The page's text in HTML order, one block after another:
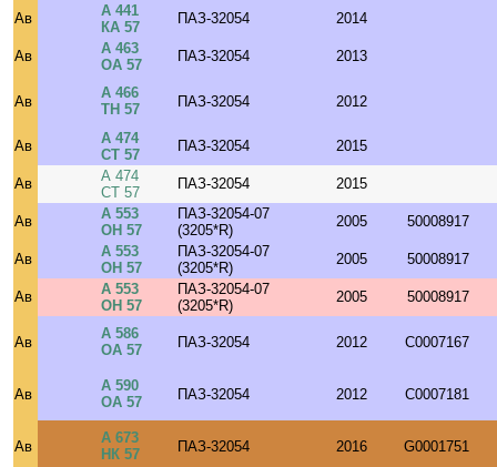
Ав
А 441
КА 57
ПАЗ-32054 2014
Ав
А 463
ОА 57
ПАЗ-32054 2013
Ав
А 466
ТН 57
ПАЗ-32054 2012
Ав
А 474
СТ 57
ПАЗ-32054 2015
Ав
А 474
СТ 57
ПАЗ-32054 2015
Ав
А 553
ОН 57
ПАЗ-32054-07
(3205*R)
2005 50008917
Ав
А 553
ОН 57
ПАЗ-32054-07
(3205*R)
2005 50008917
Ав
А 553
ОН 57
ПАЗ-32054-07
(3205*R)
2005 50008917
Ав
А 586
ОА 57
ПАЗ-32054 2012 C0007167
Ав
А 590
ОА 57
ПАЗ-32054 2012 C0007181
Ав
А 673
НК 57
ПАЗ-32054 2016 G0001751